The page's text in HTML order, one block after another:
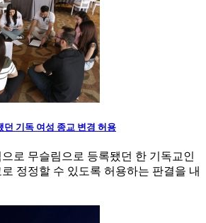
던 기독 여성 종교 변경 허용
로 무슬림으로 등록됐던 한 기독교인
정정할 수 있도록 허용하는 판결을 내